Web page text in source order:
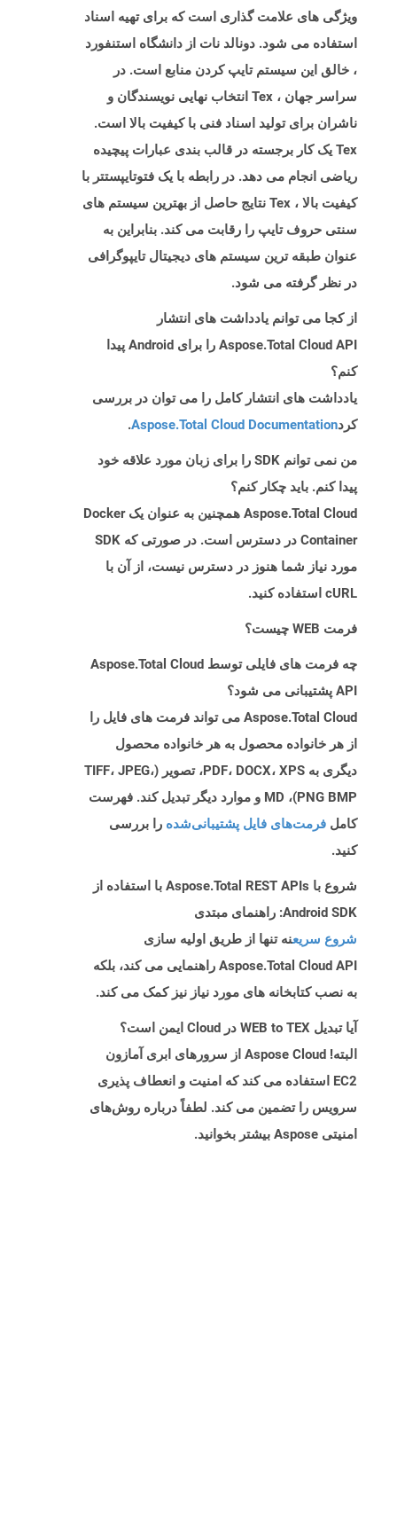
ویژگی های علامت گذاری است که برای تهیه اسناد
استفاده می شود. دونالد نات از دانشگاه استنفورد
، خالق این سیستم تایپ کردن منابع است. در
سراسر جهان ، Tex انتخاب نهایی نویسندگان و
ناشران برای تولید اسناد فنی با کیفیت بالا است.
Tex یک کار برجسته در قالب بندی عبارات پیچیده
ریاضی انجام می دهد. در رابطه با یک فتوتایپستتر با
کیفیت بالا ، Tex نتایج حاصل از بهترین سیستم های
سنتی حروف تایپ را رقابت می کند. بنابراین به
عنوان طبقه ترین سیستم های دیجیتال تایپوگرافی
در نظر گرفته می شود.
از کجا می توانم یادداشت های انتشار
Aspose.Total Cloud API را برای Android پیدا
کنم؟
یادداشت های انتشار کامل را می توان در بررسی
کردAspose.Total Cloud Documentation
.
من نمی توانم SDK را برای زبان مورد علاقه خود
پیدا کنم. باید چکار کنم؟
Aspose.Total Cloud همچنین به عنوان یک Docker
Container در دسترس است. در صورتی که SDK
مورد نیاز شما هنوز در دسترس نیست، از آن با
cURL استفاده کنید.
فرمت WEB چیست؟
چه فرمت های فایلی توسط Aspose.Total Cloud
API پشتیبانی می شود؟
Aspose.Total Cloud می تواند فرمت های فایل را
از هر خانواده محصول به هر خانواده محصول
دیگری به PDF، DOCX، XPS، تصویر (TIFF، JPEG،
PNG BMP)، MD و موارد دیگر تبدیل کند. فهرست
کامل فرمت‌های فایل پشتیبانی‌شده را بررسی
کنید.
شروع با Aspose.Total REST APIs با استفاده از
Android SDK: راهنمای مبتدی
شروع سریعنه تنها از طریق اولیه سازی
Aspose.Total Cloud API راهنمایی می کند، بلکه
به نصب کتابخانه های مورد نیاز نیز کمک می کند.
آیا تبدیل WEB to TEX در Cloud ایمن است؟
البته! Aspose Cloud از سرورهای ابری آمازون
EC2 استفاده می کند که امنیت و انعطاف پذیری
سرویس را تضمین می کند. لطفاً درباره روش‌های
امنیتی Aspose بیشتر بخوانید.